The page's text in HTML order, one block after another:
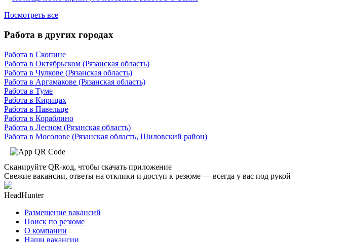
Посмотреть все
Работа в других городах
Работа в Скопине
Работа в Октябрьском (Рязанская область)
Работа в Чулкове (Рязанская область)
Работа в Аргамакове (Рязанская область)
Работа в Туме
Работа в Кирицах
Работа в Павельце
Работа в Кораблино
Работа в Лесном (Рязанская область)
Работа в Мосолове (Рязанская область, Шиловский район)
Сканируйте QR-код, чтобы скачать приложение
Свежие вакансии, ответы на отклики и доступ к резюме — всегда у вас под рукой
HeadHunter
Размещение вакансий
Поиск по резюме
О компании
Наши вакансии